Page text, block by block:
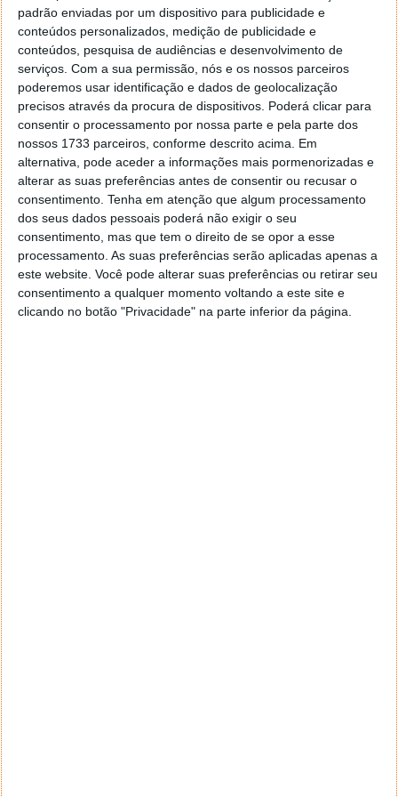
padrão enviadas por um dispositivo para publicidade e
conteúdos personalizados, medição de publicidade e
conteúdos, pesquisa de audiências e desenvolvimento de
serviços. Com a sua permissão, nós e os nossos parceiros
poderemos usar identificação e dados de geolocalização
precisos através da procura de dispositivos. Poderá clicar para
consentir o processamento por nossa parte e pela parte dos
nossos 1733 parceiros, conforme descrito acima. Em
alternativa, pode aceder a informações mais pormenorizadas e
alterar as suas preferências antes de consentir ou recusar o
consentimento. Tenha em atenção que algum processamento
dos seus dados pessoais poderá não exigir o seu
consentimento, mas que tem o direito de se opor a esse
processamento. As suas preferências serão aplicadas apenas a
este website. Você pode alterar suas preferências ou retirar seu
consentimento a qualquer momento voltando a este site e
clicando no botão "Privacidade" na parte inferior da página.
Isto representa um crescimento de 19,7% em relação
ao ano anterior de 111,1 mil milhões de dólares em
2020. Esta realidade quase que espelha o
crescimento de 21% em relação ao ano de 2019.
A investigação observa que o crescimento se deve à
normalização do mercado após os impactos da
COVID-19 no ano passado, pelo que é plausível
imaginar que os resultados serão ainda melhores em
2022.
TikTok continua líder nas receitas e tiktokers
cada vez são mais